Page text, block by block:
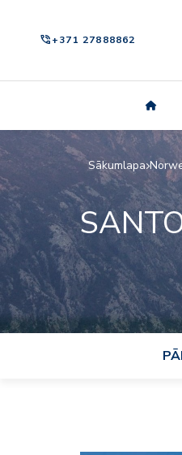
phone_in_talk+371 27888862
Sākumlapa